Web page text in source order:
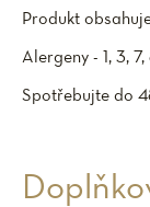
Produkt
Alergeny - 1, 3, 7,
Spotřebujte do